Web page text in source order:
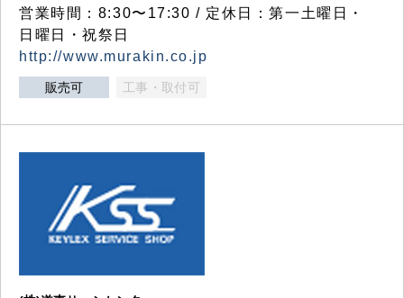
営業時間：8:30〜17:30 / 定休日：第一土曜日・
日曜日・祝祭日
http://www.murakin.co.jp
販売可 工事・取付可